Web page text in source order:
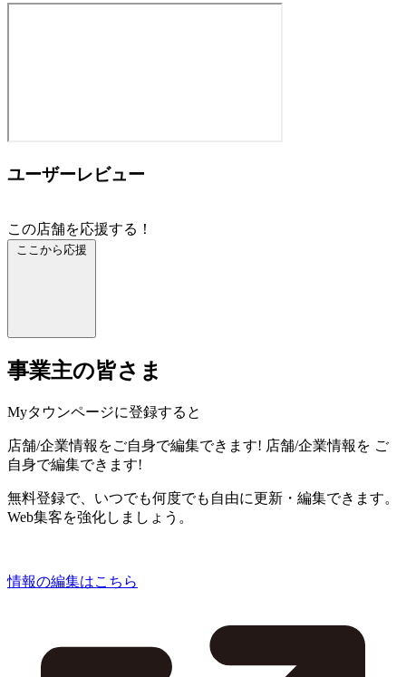
ユーザーレビュー
この店舗を応援する！
ここから応援
事業主の皆さま
Myタウンページに登録すると
店舗/企業情報をご自身で編集できます! 店舗/企業情報を ご
自身で編集できます!
無料登録で、いつでも何度でも自由に更新・編集できます。
Web集客を強化しましょう。
情報の編集はこちら